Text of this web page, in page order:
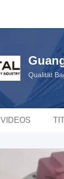
Qualität
VIDEOS